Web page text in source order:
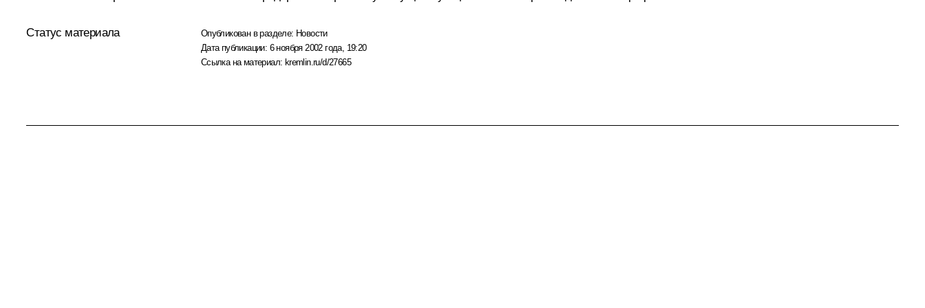
Статус материала Опубликован в разделе: Новости
Дата публикации: 6 ноября 2002 года, 19:20
Ссылка на материал: kremlin.ru/d/27665